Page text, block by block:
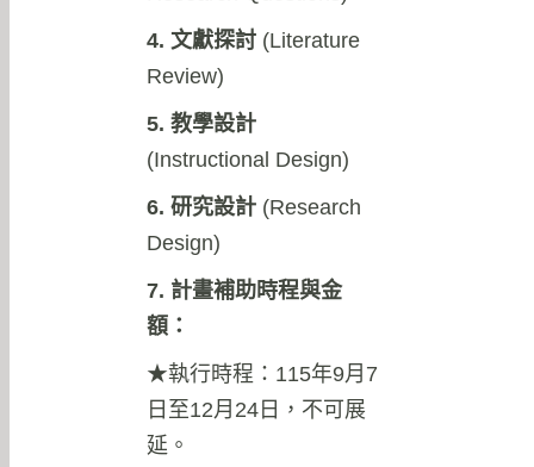
4. 文獻探討 (Literature
Review)
5. 教學設計
(Instructional Design)
6. 研究設計 (Research
Design)
7. 計畫補助時程與金
額：
★執行時程：115年9月7
日至12月24日，不可展
延。